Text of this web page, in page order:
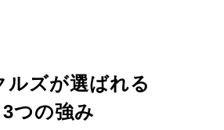
ルズが選ばれる
3つの強み